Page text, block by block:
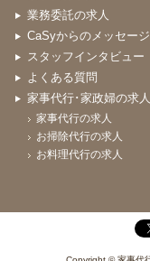
業務委託の求人
CaSyからのメッセージ
スタッフインタビュー
よくある質問
家事代行･家政婦の求
家事代行の求人
お掃除代行の求人
お料理代行の求人